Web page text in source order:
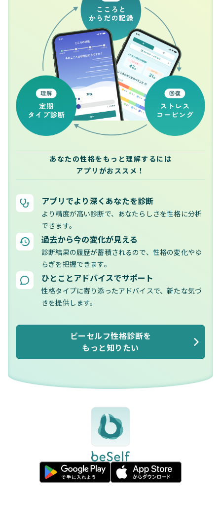
あなたの性格をもっと理解するには
アプリがおススメ！
アプリでより深くあなたを診断
より精度が高い診断で、あなたらしさを性格に分析
できます。
過去から今の変化が見える
診断結果の履歴が蓄積されるので、性格の変化やゆ
らぎを把握できます。
ひとことアドバイスでサポート
性格タイプに寄り添ったアドバイスで、新たな気づ
きを提供します。
ビーセルフ性格診断を
もっと知りたい